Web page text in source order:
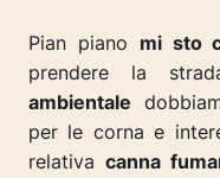
Pian piano mi sto
prendere la
ambientale
per le corna e
relativa canna